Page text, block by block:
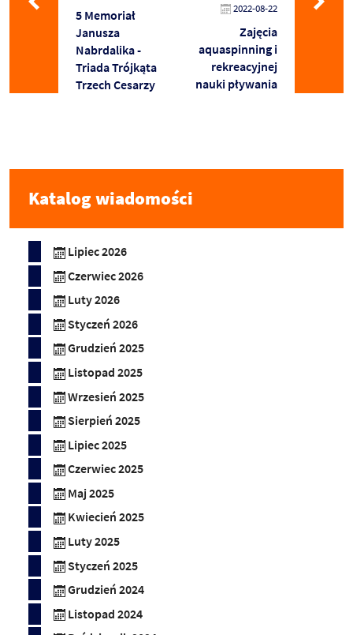
5 Memoriał
Janusza
Nabrdalika -
Triada Trójkąta
Trzech Cesarzy
2022-08-22
Zajęcia
aquaspinning i
rekreacyjnej
nauki pływania
Katalog wiadomości
Lipiec 2026
Czerwiec 2026
Luty 2026
Styczeń 2026
Grudzień 2025
Listopad 2025
Wrzesień 2025
Sierpień 2025
Lipiec 2025
Czerwiec 2025
Maj 2025
Kwiecień 2025
Luty 2025
Styczeń 2025
Grudzień 2024
Listopad 2024